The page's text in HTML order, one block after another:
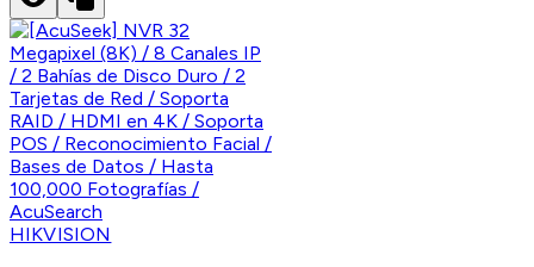
HIKVISION